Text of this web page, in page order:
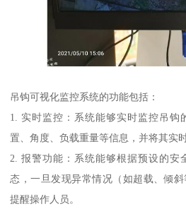
吊钩可视化监控系统的功能包括：
1. 实时监控：系统能够实时监控吊钩
置、角度、负载重量等信息，并将其实
2. 报警功能：系统能够根据预设的安
态，一旦发现异常情况（如超载、倾
提醒操作人员。